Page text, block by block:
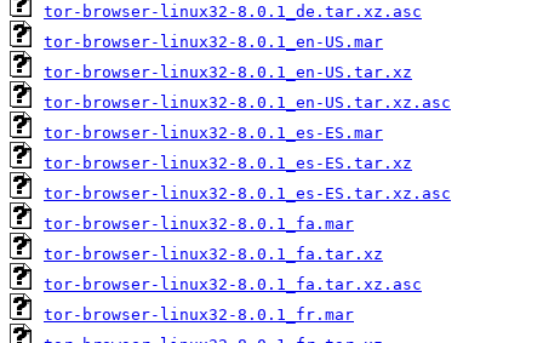
tor-browser-linux32-8.0.1_de.tar.xz.asc
tor-browser-linux32-8.0.1_en-US.mar
tor-browser-linux32-8.0.1_en-US.tar.xz
tor-browser-linux32-8.0.1_en-US.tar.xz.asc
tor-browser-linux32-8.0.1_es-ES.mar
tor-browser-linux32-8.0.1_es-ES.tar.xz
tor-browser-linux32-8.0.1_es-ES.tar.xz.asc
tor-browser-linux32-8.0.1_fa.mar
tor-browser-linux32-8.0.1_fa.tar.xz
tor-browser-linux32-8.0.1_fa.tar.xz.asc
tor-browser-linux32-8.0.1_fr.mar